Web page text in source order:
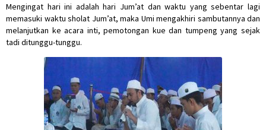
Mengingat hari ini adalah hari Jum’at dan waktu yang sebentar lagi
memasuki waktu sholat Jum’at, maka Umi mengakhiri sambutannya dan
melanjutkan ke acara inti, pemotongan kue dan tumpeng yang sejak
tadi ditunggu-tunggu.